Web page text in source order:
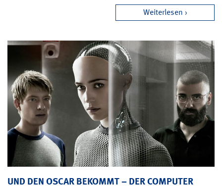
Weiterlesen
UND DEN OSCAR BEKOMMT – DER COMPUTER